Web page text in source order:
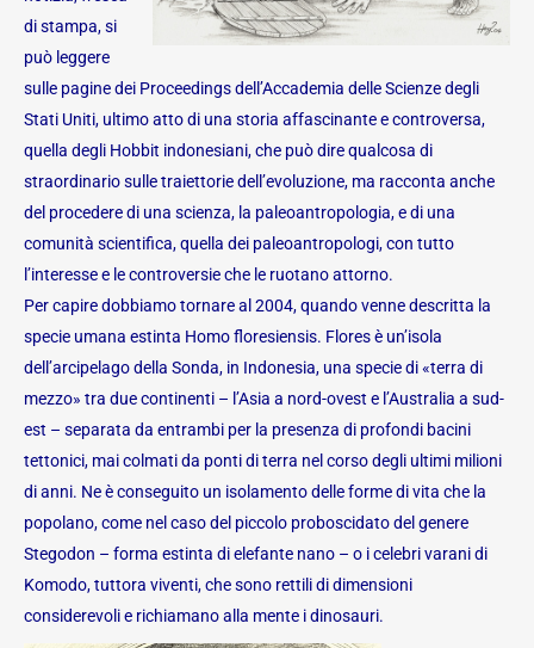
di stampa, si
può leggere
sulle pagine dei Proceedings dell’Accademia delle Scienze degli
Stati Uniti, ultimo atto di una storia affascinante e controversa,
quella degli Hobbit indonesiani, che può dire qualcosa di
straordinario sulle traiettorie dell’evoluzione, ma racconta anche
del procedere di una scienza, la paleoantropologia, e di una
comunità scientifica, quella dei paleoantropologi, con tutto
l’interesse e le controversie che le ruotano attorno.
Per capire dobbiamo tornare al 2004, quando venne descritta la
specie umana estinta Homo floresiensis. Flores è un’isola
dell’arcipelago della Sonda, in Indonesia, una specie di «terra di
mezzo» tra due continenti – l’Asia a nord-ovest e l’Australia a sud-
est – separata da entrambi per la presenza di profondi bacini
tettonici, mai colmati da ponti di terra nel corso degli ultimi milioni
di anni. Ne è conseguito un isolamento delle forme di vita che la
popolano, come nel caso del piccolo proboscidato del genere
Stegodon – forma estinta di elefante nano – o i celebri varani di
Komodo, tuttora viventi, che sono rettili di dimensioni
considerevoli e richiamano alla mente i dinosauri.